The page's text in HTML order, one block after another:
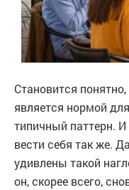
Становится
является нормой
типичный паттерн.
вести себя так же.
удивлены такой
он, скорее всего,